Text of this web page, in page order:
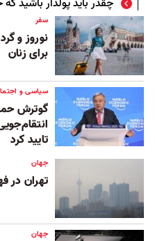
سفر
نوروز و
برای زنان
سیاسی و
گوترش
تایید کرد
جهان
تهران در
جهان